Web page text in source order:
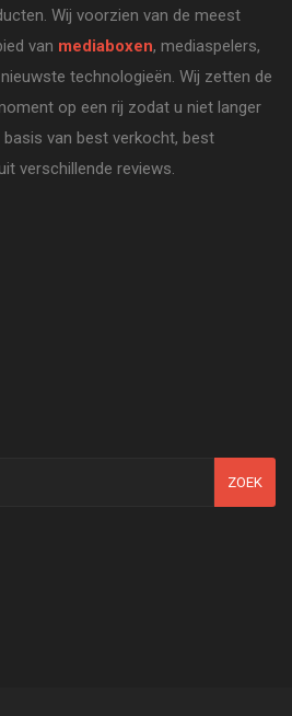
Wij voorzien van de meest
van mediaboxen, mediaspelers,
technologieën. Wij zetten de
op een rij zodat u niet langer
van best verkocht, best
verschillende reviews.
ZOEK